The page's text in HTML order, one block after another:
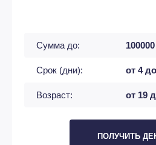
Сумма до:
Срок (дни): от 4
Возраст: от 19
ПОЛУЧИТЬ